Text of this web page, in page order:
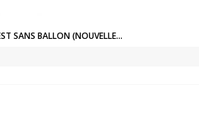
SANS BALLON (NOUVELLE...